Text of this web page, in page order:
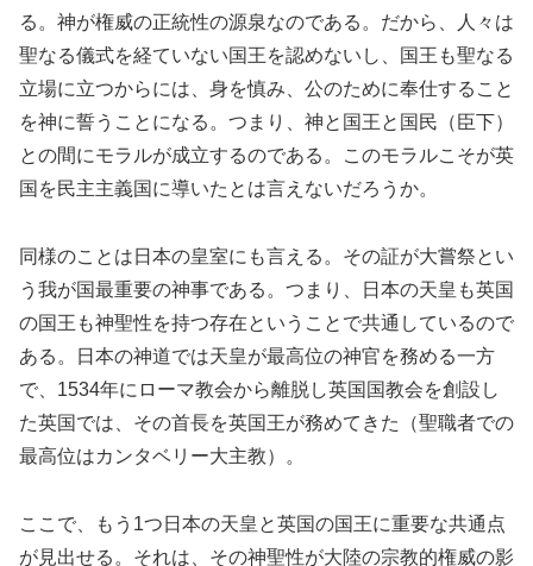
る。神が権威の正統性の源泉なのである。だから、人々は
聖なる儀式を経ていない国王を認めないし、国王も聖なる
立場に立つからには、身を慎み、公のために奉仕すること
を神に誓うことになる。つまり、神と国王と国民（臣下）
との間にモラルが成立するのである。このモラルこそが英
国を民主主義国に導いたとは言えないだろうか。
同様のことは日本の皇室にも言える。その証が大嘗祭とい
う我が国最重要の神事である。つまり、日本の天皇も英国
の国王も神聖性を持つ存在ということで共通しているので
ある。日本の神道では天皇が最高位の神官を務める一方
で、1534年にローマ教会から離脱し英国国教会を創設し
た英国では、その首長を英国王が務めてきた（聖職者での
最高位はカンタベリー大主教）。
ここで、もう1つ日本の天皇と英国の国王に重要な共通点
が見出せる。それは、その神聖性が大陸の宗教的権威の影